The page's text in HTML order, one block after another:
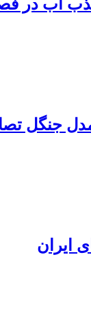
آب در
جنگل
ایران